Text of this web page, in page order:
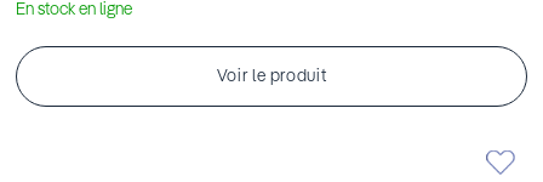
En stock en ligne
Voir le produit